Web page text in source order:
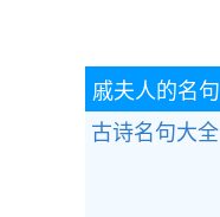
戚夫人的名句
古诗名句大全